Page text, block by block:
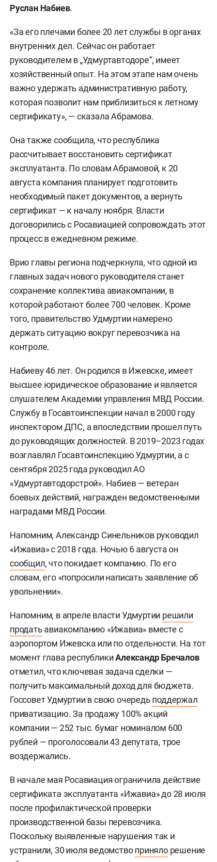
Руслан Набиев.
«За его плечами более 20 лет службы в органах
внутренних дел. Сейчас он работает
руководителем в „Удмуртавтодоре“, имеет
хозяйственный опыт. На этом этапе нам очень
важно удержать административную работу,
которая позволит нам приблизиться к летному
сертификату», — сказала Абрамова.
Она также сообщила, что республика
рассчитывает восстановить сертификат
эксплуатанта. По словам Абрамовой, к 20
августа компания планирует подготовить
необходимый пакет документов, а вернуть
сертификат — к началу ноября. Власти
договорились с Росавиацией сопровождать этот
процесс в ежедневном режиме.
Врио главы региона подчеркнула, что одной из
главных задач нового руководителя станет
сохранение коллектива авиакомпании, в
которой работают более 700 человек. Кроме
того, правительство Удмуртии намерено
держать ситуацию вокруг перевозчика на
контроле.
Набиеву 46 лет. Он родился в Ижевске, имеет
высшее юридическое образование и является
слушателем Академии управления МВД России.
Службу в Госавтоинспекции начал в 2000 году
инспектором ДПС, а впоследствии прошел путь
до руководящих должностей. В 2019–2023 годах
возглавлял Госавтоинспекцию Удмуртии, а с
сентября 2025 года руководил АО
«Удмуртавтодорстрой». Набиев — ветеран
боевых действий, награжден ведомственными
наградами МВД России.
Напомним, Александр Синельников руководил
«Ижавиа» с 2018 года. Ночью 6 августа он
сообщил, что покидает компанию. По его
словам, его «попросили написать заявление об
увольнении».
Напомним, в апреле власти Удмуртии решили
продать авиакомпанию «Ижавиа» вместе с
аэропортом Ижевска или по отдельности. На тот
момент глава республикиАлександр Бречалов
отметил, что ключевая задача сделки —
получить максимальный доход для бюджета.
Госсовет Удмуртии в свою очередь поддержал
приватизацию. За продажу 100% акций
компании — 252 тыс. бумаг номиналом 600
рублей — проголосовали 43 депутата, трое
воздержались.
В начале мая Росавиация ограничила действие
сертификата эксплуатанта «Ижавиа» до 28 июля
после профилактической проверки
производственной базы перевозчика.
Поскольку выявленные нарушения так и
устранили, 30 июля ведомствопринялорешение